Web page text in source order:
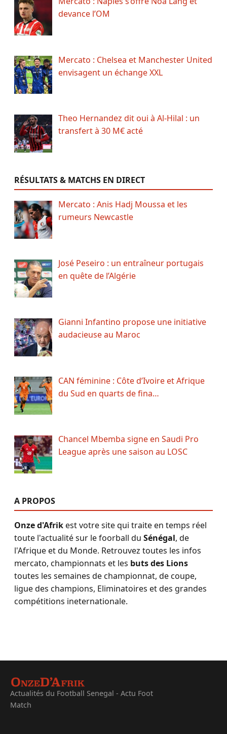
devance l’OM
Mercato : Chelsea et Manchester United
envisagent un échange XXL
Theo Hernandez dit oui à Al-Hilal : un
transfert à 30 M€ acté
RÉSULTATS & MATCHS EN DIRECT
Mercato : Anis Hadj Moussa et les
rumeurs Newcastle
José Peseiro : un entraîneur portugais
en quête de l’Algérie
Gianni Infantino propose une initiative
audacieuse au Maroc
CAN féminine : Côte d’Ivoire et Afrique
du Sud en quarts de fina…
Chancel Mbemba signe en Saudi Pro
League après une saison au LOSC
A PROPOS
Onze d'Afrikest votre site qui traite en temps réel
toute l'actualité sur le foorball du Sénégal, de
l'Afrique et du Monde. Retrouvez toutes les infos
mercato, championnats et les buts des Lions
toutes les semaines de championnat, de coupe,
ligue des champions, Eliminatoires et des grandes
compétitions ineternationale.
Actualités du Football Senegal - Actu Foot
Match